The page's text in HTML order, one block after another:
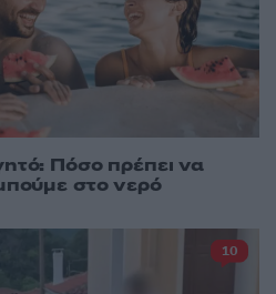
Πόσο πρέπει να
στο νερό
10